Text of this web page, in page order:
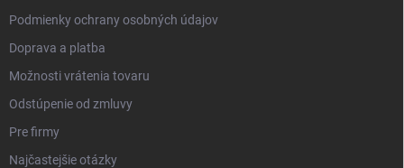
Podmienky ochrany osobných údajov
Doprava a platba
Možnosti vrátenia tovaru
Odstúpenie od zmluvy
Pre firmy
Najčastejšie otázky